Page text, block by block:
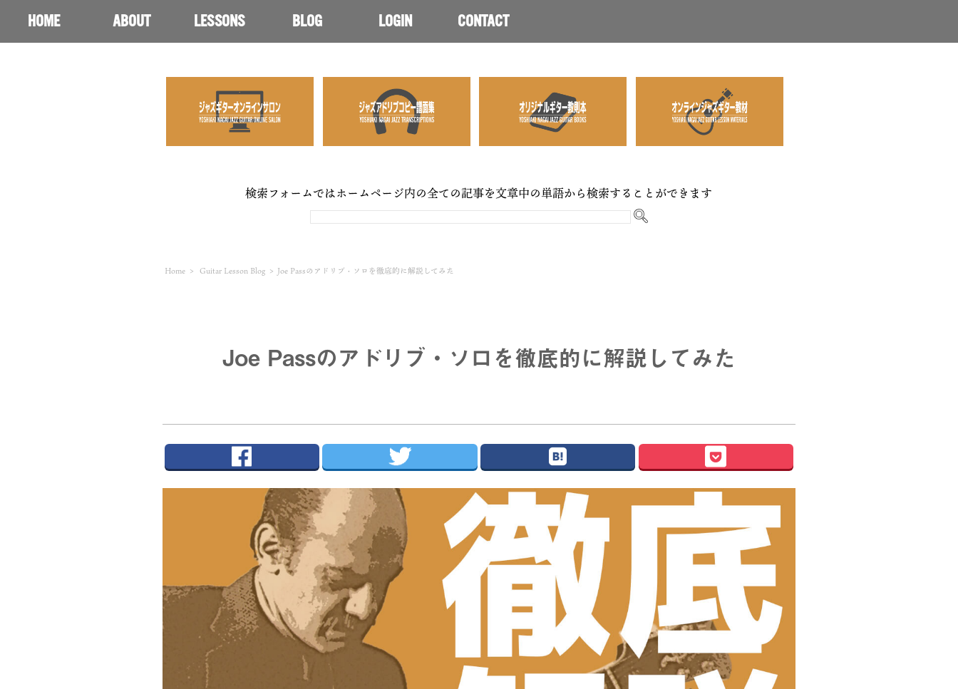
HOME ABOUT LESSONS BLOG LOGIN CONTACT
検索フォームではホームページ内の全ての記事を文章中の単語から検索することができます
Home > Guitar Lesson Blog > Joe Passのアドリブ・ソロを徹底的に解説してみた
Joe Passのアドリブ・ソロを徹底的に解説してみた